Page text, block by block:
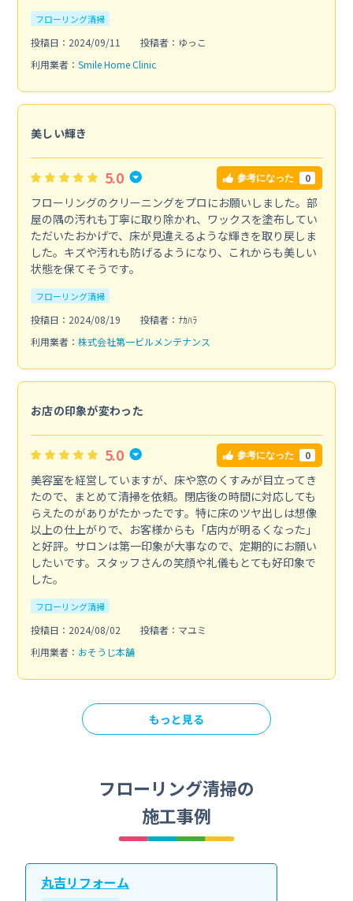
フローリング清掃
投稿日：2024/09/11
投稿者：ゆっこ
利用業者： Smile Home Clinic
美しい輝き
5.0 参考になった 0
フローリングのクリーニングをプロにお願いしました。部
屋の隅の汚れも丁寧に取り除かれ、ワックスを塗布してい
ただいたおかげで、床が見違えるような輝きを取り戻しま
した。キズや汚れも防げるようになり、これからも美しい
状態を保てそうです。
フローリング清掃
投稿日：2024/08/19
投稿者：ﾅｶﾊﾗ
利用業者： 株式会社第一ビルメンテナンス
お店の印象が変わった
5.0 参考になった 0
美容室を経営していますが、床や窓のくすみが目立ってき
たので、まとめて清掃を依頼。閉店後の時間に対応しても
らえたのがありがたかったです。特に床のツヤ出しは想像
以上の仕上がりで、お客様からも「店内が明るくなった」
と好評。サロンは第一印象が大事なので、定期的にお願い
したいです。スタッフさんの笑顔や礼儀もとても好印象で
した。
フローリング清掃
投稿日：2024/08/02
投稿者：マユミ
利用業者： おそうじ本舗
もっと見る
フローリング清掃の
施工事例
丸吉リフォーム